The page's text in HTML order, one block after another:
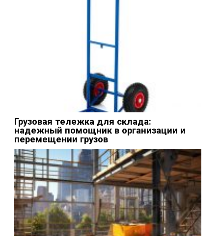
Грузовая тележка для склада:
надежный помощник в организации и
перемещении грузов